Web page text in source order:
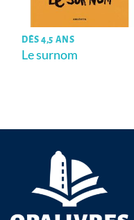
DÈS 4,5 ANS
Le surnom